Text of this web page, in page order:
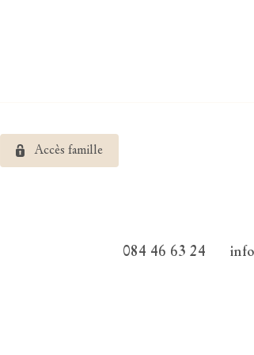
084 46 63 24
Accès famille